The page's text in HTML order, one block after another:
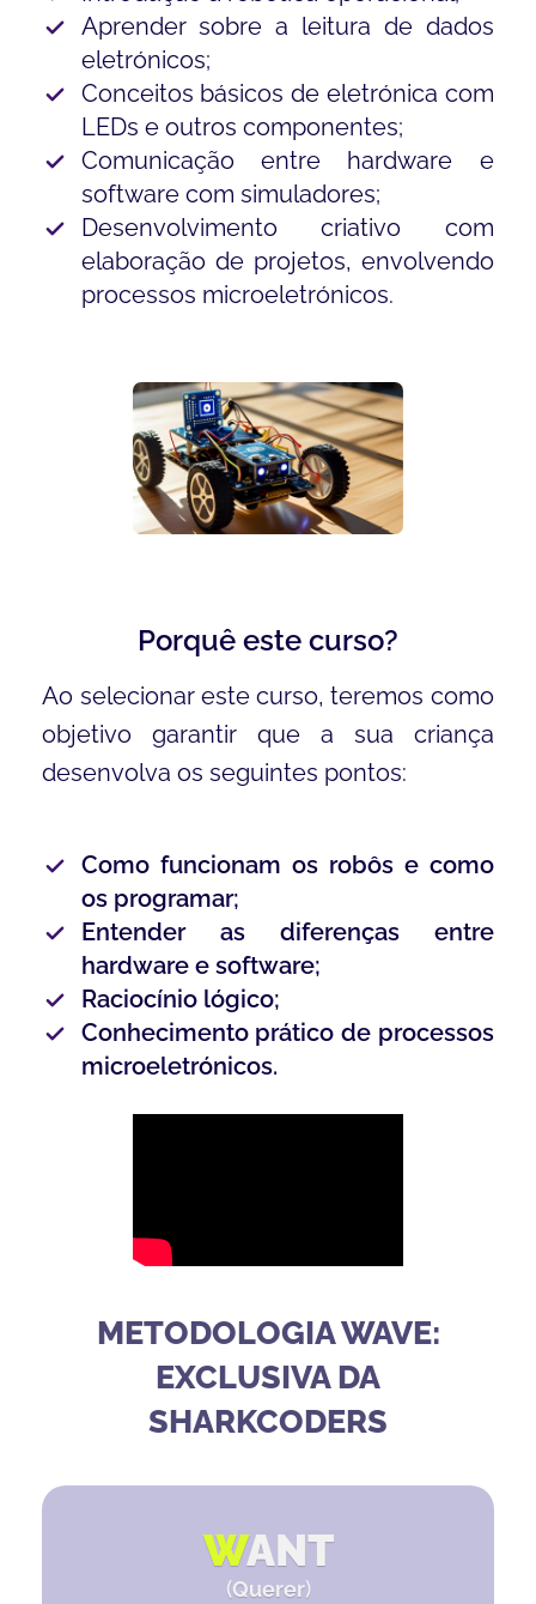
Aprender sobre a leitura de dados
eletrónicos;
Conceitos básicos de eletrónica com
LEDs e outros componentes;
Comunicação entre hardware e
software com simuladores;
Desenvolvimento criativo com
elaboração de projetos, envolvendo
processos microeletrónicos.
Porquê este curso?
Ao selecionar este curso, teremos como
objetivo garantir que a sua criança
desenvolva os seguintes pontos:
Como funcionam os robôs e como
os programar;
Entender as diferenças entre
hardware e software;
Raciocínio lógico;
Conhecimento prático de processos
microeletrónicos.
METODOLOGIA WAVE:
EXCLUSIVA DA
SHARKCODERS
WANT
(Querer)